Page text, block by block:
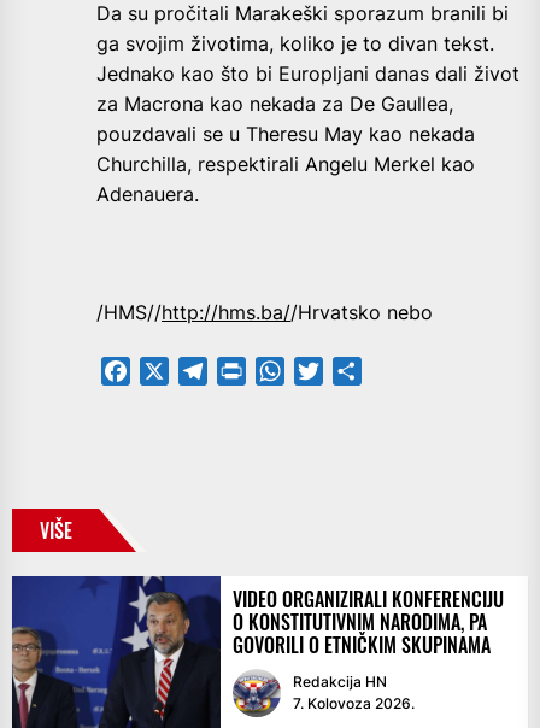
Da su pročitali Marakeški sporazum branili bi
ga svojim životima, koliko je to divan tekst.
Jednako kao što bi Europljani danas dali život
za Macrona kao nekada za De Gaullea,
pouzdavali se u Theresu May kao nekada
Churchilla, respektirali Angelu Merkel kao
Adenauera.
/HMS//http://hms.ba//Hrvatsko nebo
Facebook TelegramPrintFriendly
WhatsApp
Twitter
VIŠE
VIDEO ORGANIZIRALI KONFERENCIJU
O KONSTITUTIVNIM NARODIMA, PA
GOVORILI O ETNIČKIM SKUPINAMA
Redakcija HN
7. Kolovoza 2026.